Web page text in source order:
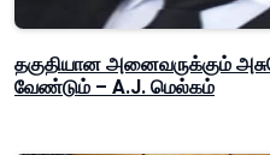
தகுதியான அனைவருக்கும்
வேண்டும் – A.J. மெல்கம்